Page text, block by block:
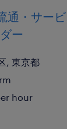
通・サー
ー
, 東京都
hour